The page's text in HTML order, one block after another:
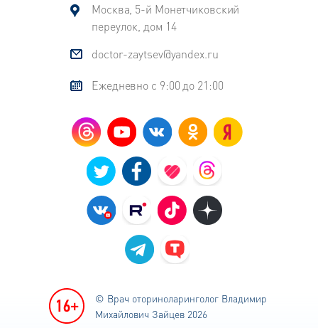
Москва, 5-й Монетчиковский
переулок, дом 14
doctor-zaytsev@yandex.ru
Ежедневно с 9:00 до 21:00
© Врач оториноларинголог Владимир
Михайлович Зайцев 2026